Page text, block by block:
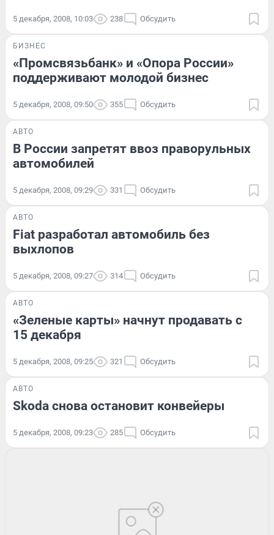
5 декабря, 2008, 10:03 238 Обсудить
БИЗНЕС
«Промсвязьбанк» и «Опора России»
поддерживают молодой бизнес
5 декабря, 2008, 09:50 355 Обсудить
АВТО
В России запретят ввоз праворульных
автомобилей
5 декабря, 2008, 09:29 331 Обсудить
АВТО
Fiat разработал автомобиль без
выхлопов
5 декабря, 2008, 09:27 314 Обсудить
АВТО
«Зеленые карты» начнут продавать с
15 декабря
5 декабря, 2008, 09:25 321 Обсудить
АВТО
Skoda снова остановит конвейеры
5 декабря, 2008, 09:23 285 Обсудить